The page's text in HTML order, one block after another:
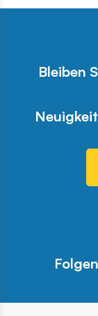
Bleiben